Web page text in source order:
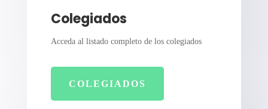
Colegiados
Acceda al listado completo de los colegiados
COLEGIADOS